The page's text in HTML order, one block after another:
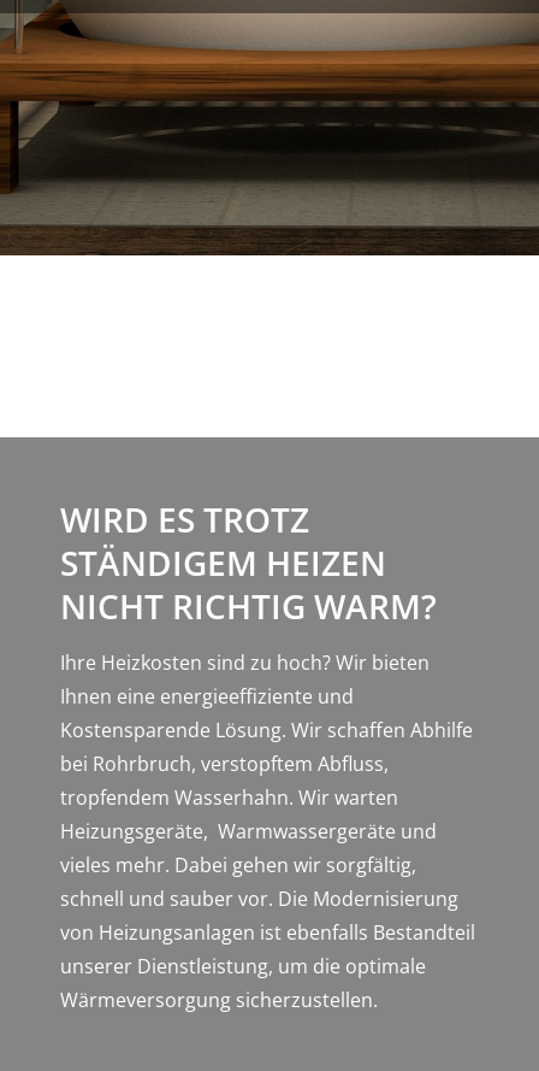
WIRD ES TROTZ
STÄNDIGEM HEIZEN
NICHT RICHTIG WARM?
Ihre Heizkosten sind zu hoch? Wir bieten
Ihnen eine energieeffiziente und
Kostensparende Lösung. Wir schaffen Abhilfe
bei Rohrbruch, verstopftem Abfluss,
tropfendem Wasserhahn. Wir warten
Heizungsgeräte, Warmwassergeräte und
vieles mehr. Dabei gehen wir sorgfältig,
schnell und sauber vor. Die Modernisierung
von Heizungsanlagen ist ebenfalls Bestandteil
unserer Dienstleistung, um die optimale
Wärmeversorgung sicherzustellen.